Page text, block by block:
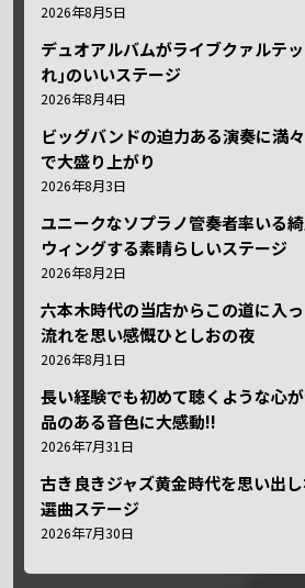
2026年8月5日
デュオアルバムがライブクァルテ
れ｣のいいステージ
2026年8月4日
ビッグバンドの迫力ある演奏に満
で大盛り上がり
2026年8月3日
ユニークなソプラノ管奏者率いる
ウィングする素晴らしいステージ
2026年8月2日
六本木時代の当店からこの道に入
流れを思い感慨ひとしおの夜
2026年8月1日
長い経験でも初めて聴くような心
品のある音色に大感動!!
2026年7月31日
古き良きジャズ黄金時代を思い出
選曲ステージ
2026年7月30日